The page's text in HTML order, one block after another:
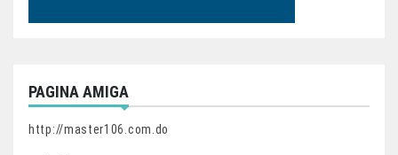
PAGINA AMIGA
http://master106.com.do